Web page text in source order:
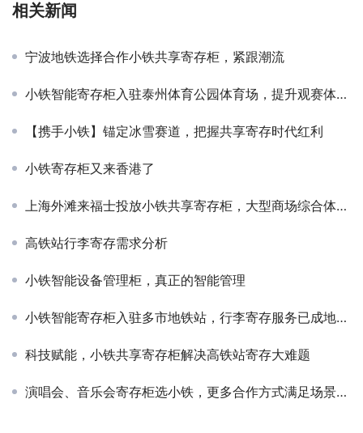
相关新闻
宁波地铁选择合作小铁共享寄存柜，紧跟潮流
小铁智能寄存柜入驻泰州体育公园体育场，提升观赛体验新选择
【携手小铁】锚定冰雪赛道，把握共享寄存时代红利
小铁寄存柜又来香港了
上海外滩来福士投放小铁共享寄存柜，大型商场综合体案例
高铁站行李寄存需求分析
小铁智能设备管理柜，真正的智能管理
小铁智能寄存柜入驻多市地铁站，行李寄存服务已成地铁建设新趋势
科技赋能，小铁共享寄存柜解决高铁站寄存大难题
演唱会、音乐会寄存柜选小铁，更多合作方式满足场景需求